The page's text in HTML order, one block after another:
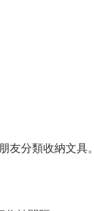
友分類收納文具。